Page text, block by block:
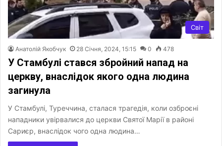
Світ
Анатолій Якобчук 28 Січня, 2024, 15:15 0 478
У Стамбулі стався збройний напад на
церкву, внаслідок якого одна людина
загинула
У Стамбулі, Туреччина, сталася трагедія, коли озброєні
нападники увірвалися до церкви Святої Марії в районі
Сариєр, внаслідок чого одна людина…